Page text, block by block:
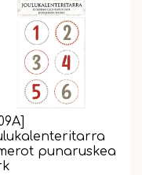
punaruskea